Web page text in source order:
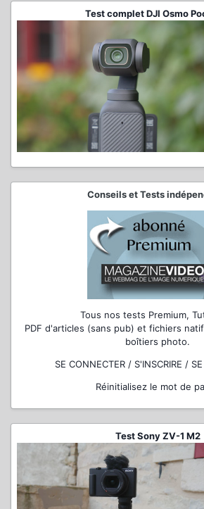
Test complet DJI Osmo
Conseils et Tests
Tous nos tests Premium,
PDF d'articles (sans pub) et fichiers
boîtiers photo.
SE CONNECTER / S'INSCRIRE /
Réinitialisez le mot de
Test Sony ZV-1 M2